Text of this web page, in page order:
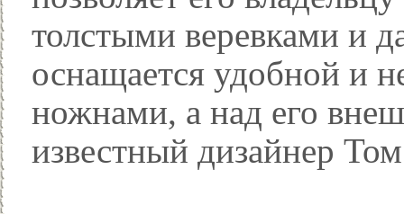
толстыми веревками и
оснащается удобной и
ножнами, а над его
известный дизайнер